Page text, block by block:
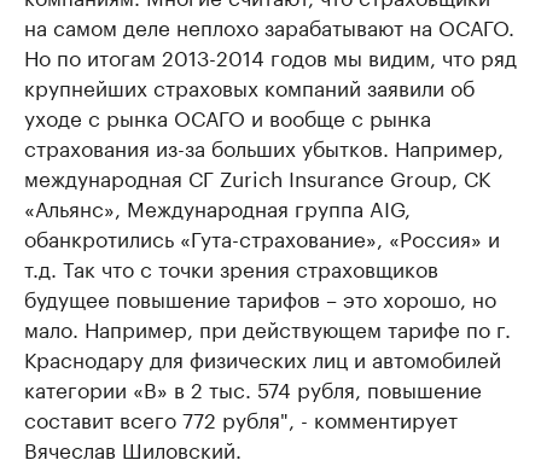
на самом деле неплохо зарабатывают на ОСАГО.
Но по итогам 2013-2014 годов мы видим, что ряд
крупнейших страховых компаний заявили об
уходе с рынка ОСАГО и вообще с рынка
страхования из-за больших убытков. Например,
международная СГ Zurich Insurance Group, СК
«Альянс», Международная группа AIG,
обанкротились «Гута-страхование», «Россия» и
т.д. Так что с точки зрения страховщиков
будущее повышение тарифов – это хорошо, но
мало. Например, при действующем тарифе по г.
Краснодару для физических лиц и автомобилей
категории «В» в 2 тыс. 574 рубля, повышение
составит всего 772 рубля", - комментирует
Вячеслав Шиловский.